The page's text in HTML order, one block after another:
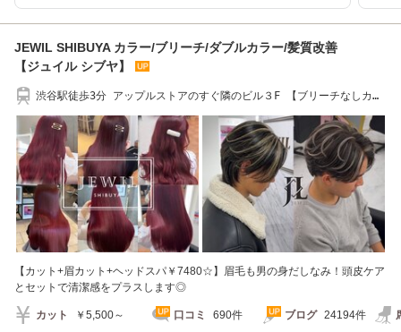
JEWIL SHIBUYA カラー/ブリーチ/ダブルカラー/髪質改善
【ジュイル シブヤ】
渋谷駅徒歩3分 アップルストアのすぐ隣のビル３F 【ブリーチなしカラ
【カット+眉カット+ヘッドスパ￥7480☆】眉毛も男の身だしなみ！頭皮ケア
とセットで清潔感をプラスします◎
カット ￥5,500～ 口コミ 690件 ブログ 24194件